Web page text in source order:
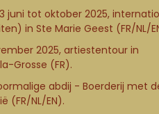
juni tot oktober 2025,
in Ste Marie Geest (FR/NL/
2025, artiestentour in
Grosse (FR).
abdij - Boerderij met
(FR/NL/EN).